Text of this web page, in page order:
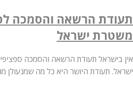
הרשאה והסמכה
ישראל
תעודת הרשאה והסמכה ספציפית
תעודת היושר היא כל מה שמנעולן